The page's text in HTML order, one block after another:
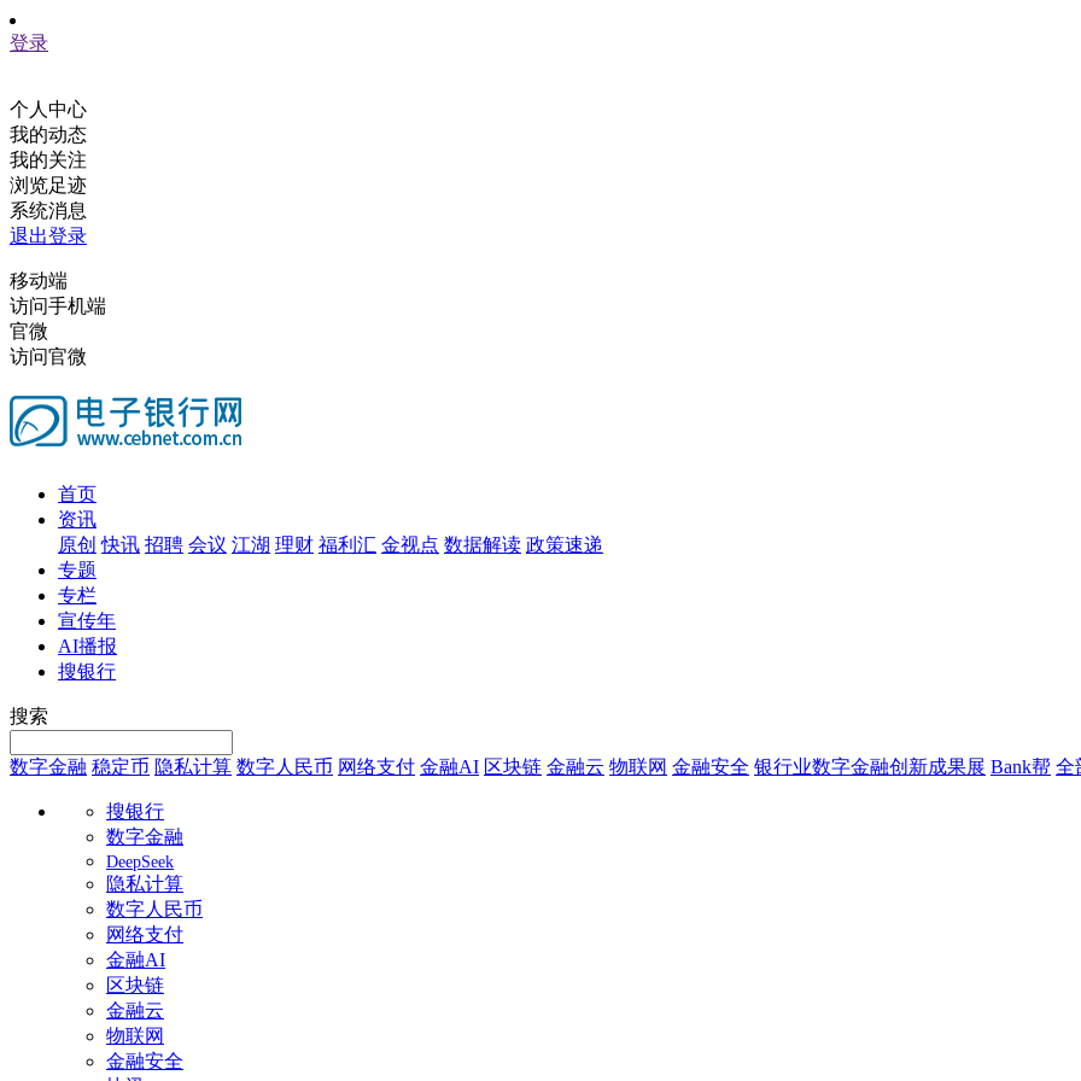
登录
个人中心
我的动态
我的关注
浏览足迹
系统消息
退出登录
移动端
访问手机端
官微
访问官微
首页
资讯
原创 快讯 招聘 会议 江湖 理财 福利汇 金视点 数据解读 政策速递
专题
专栏
宣传年
AI播报
搜银行
搜索
数字金融 稳定币 隐私计算 数字人民币 网络支付 金融AI 区块链 金融云 物联网 金融安全 银行业数字金融创新成果展 Bank帮 全
搜银行
数字金融
DeepSeek
隐私计算
数字人民币
网络支付
金融AI
区块链
金融云
物联网
金融安全